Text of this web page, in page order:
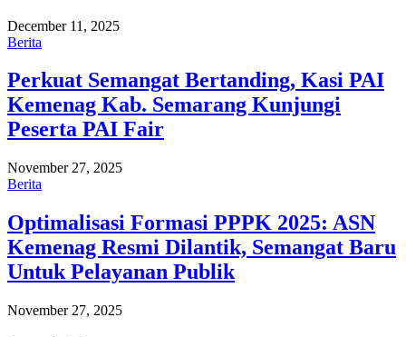
December 11, 2025
Berita
Perkuat Semangat Bertanding, Kasi PAI
Kemenag Kab. Semarang Kunjungi
Peserta PAI Fair
November 27, 2025
Berita
Optimalisasi Formasi PPPK 2025: ASN
Kemenag Resmi Dilantik, Semangat Baru
Untuk Pelayanan Publik
November 27, 2025